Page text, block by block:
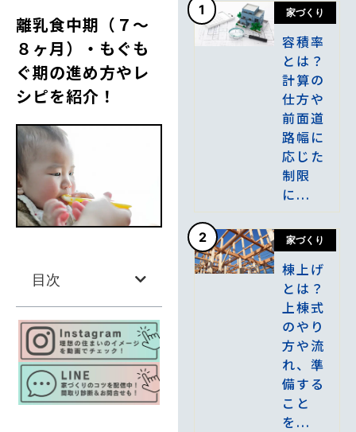
離乳食中期（７～
８ヶ月）・もぐも
ぐ期の進め方やレ
シピを紹介！
目次
1 家づくり
容積率
とは？
計算の
仕方や
前面道
路幅に
応じた
制限
に...
2 家づくり
棟上げ
とは？
上棟式
のやり
方や流
れ、準
備する
こと
を...